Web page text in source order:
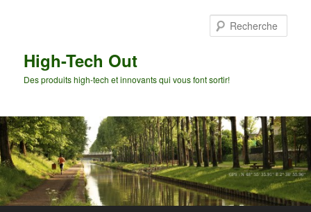
High-Tech Out
Des produits high-tech et innovants qui vous font sortir!